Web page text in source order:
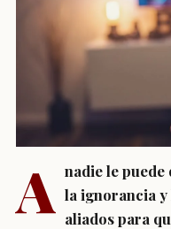
A nadie le puede
la ignorancia
aliados para